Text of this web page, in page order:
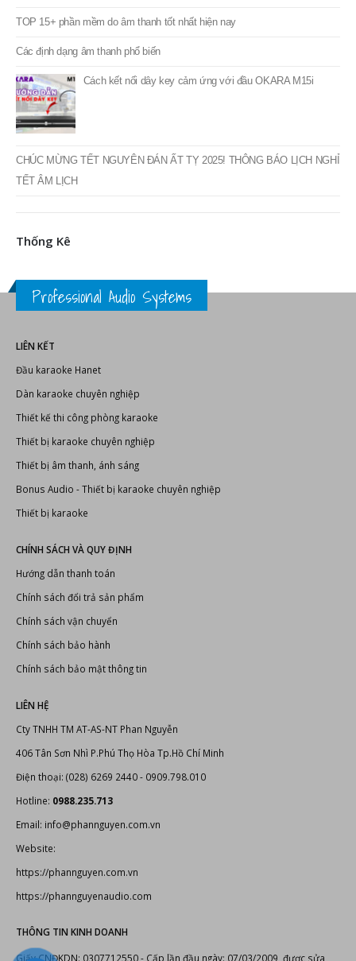
TOP 15+ phần mềm do âm thanh tốt nhất hiện nay
Các định dạng âm thanh phổ biến
Cách kết nối dây key cảm ứng với đầu OKARA M15i
CHÚC MỪNG TẾT NGUYÊN ĐÁN ẤT TỴ 2025! THÔNG BÁO LỊCH NGHỈ
TẾT ÂM LỊCH
Thống Kê
Professional Audio Systems
LIÊN KẾT
Đầu karaoke Hanet
Dàn karaoke chuyên nghiệp
Thiết kế thi công phòng karaoke
Thiết bị karaoke chuyên nghiệp
Thiết bị âm thanh, ánh sáng
Bonus Audio -Thiết bị karaoke chuyên nghiệp
Thiết bị karaoke
CHÍNH SÁCH VÀ QUY ĐỊNH
Hướng dẫn thanh toán
Chính sách đổi trả sản phẩm
Chính sách vận chuyển
Chính sách bảo hành
Chính sách bảo mật thông tin
LIÊN HỆ
Cty TNHH TM AT-AS-NT Phan Nguyễn
406 Tân Sơn Nhì P.Phú Thọ Hòa Tp.Hồ Chí Minh
Điện thoại: (028) 6269 2440 - 0909.798.010
Hotline: 0988.235.713
Email: info@phannguyen.com.vn
Website:
https://phannguyen.com.vn
https://phannguyenaudio.com
THÔNG TIN KINH DOANH
Giấy CNĐKDN: 0307712550 - Cấp lần đầu ngày: 07/03/2009, được sửa